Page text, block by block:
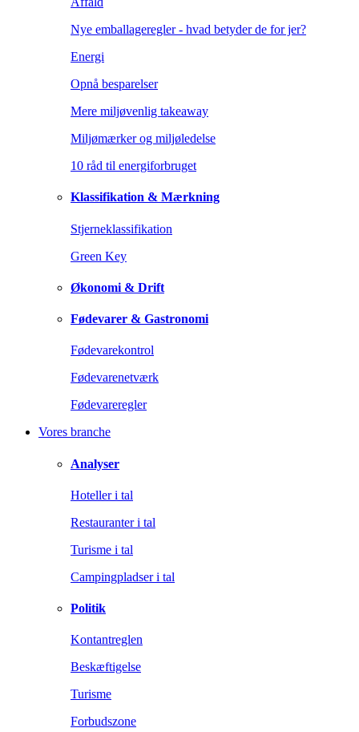
Nye emballageregler - hvad betyder de for jer?
Energi
Opnå besparelser
Mere miljøvenlig takeaway
Miljømærker og miljøledelse
10 råd til energiforbruget
Klassifikation & Mærkning
Stjerneklassifikation
Green Key
Økonomi & Drift
Fødevarer & Gastronomi
Fødevarekontrol
Fødevarenetværk
Fødevareregler
Vores branche
Analyser
Hoteller i tal
Restauranter i tal
Turisme i tal
Campingpladser i tal
Politik
Kontantreglen
Beskæftigelse
Turisme
Forbudszone